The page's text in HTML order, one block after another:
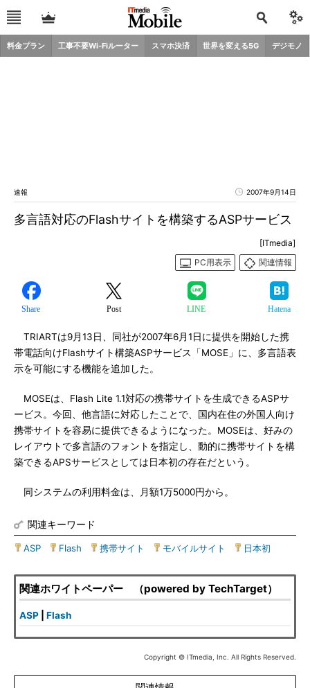
料金プラン 工事不要Wi-Fiルーター スマホ決済 世界を変える5G デジモノ
速報 2007年9月14日
多言語対応のFlashサイトを構築するASPサービス
[ITmedia]
PC用表示
関連情報
Share Post LINE Hatena
TRIARTは9月13日、同社が2007年6月1日に提供を開始した携
帯電話向けFlashサイト構築ASPサービス「MOSE」に、多言語表
示を可能にする機能を追加した。
MOSEは、Flash Lite 1.1対応の携帯サイトを生成できるASPサ
ービス。今回、他言語に対応したことで、国内在住の外国人向け
携帯サイトを容易に提供できるようになった。MOSEは、好みの
レイアウトで多言語のフォントを指定し、動的に携帯サイトを構
築できるAPSサービスとしては日本初の存在だという。
同システムの利用料金は、月額1万5000円から。
関連キーワード
ASP Flash 携帯サイト モバイルサイト 日本初
関連ホワイトペーパー （powered by TechTarget）
ASP Flash
Copyright © ITmedia, Inc. All Rights Reserved.